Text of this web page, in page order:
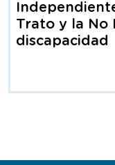
Trato y la No
discapacidad